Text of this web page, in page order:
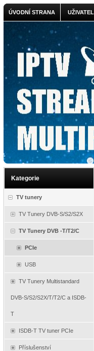
ÚVODNÍ STRANA UŽIVATEL
Kategorie
TV tunery
TV Tunery DVB-S/S2/S2X
TV Tunery DVB -T/T2/C
PCIe
USB
TV Tunery Multistandard
DVB-S/S2/S2X/T/T2/C a ISDB-
T
ISDB-T TV tuner PCIe
Příslušenství